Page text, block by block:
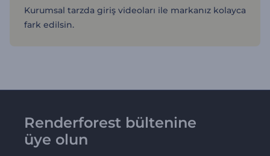
Kurumsal tarzda giriş videoları ile markanız kolayca
fark edilsin.
Renderforest bültenine
üye olun